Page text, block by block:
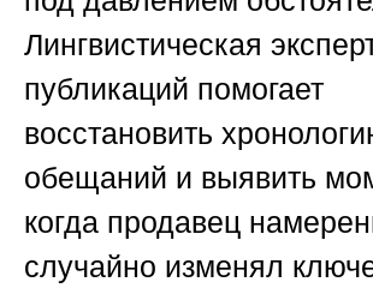
Лингвистическая
публикаций помогает
восстановить
обещаний и выявить
когда продавец
случайно изменял